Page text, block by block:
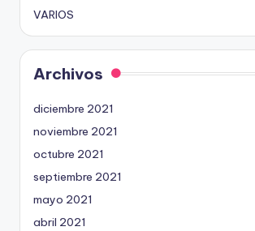
VARIOS
Archivos
diciembre 2021
noviembre 2021
octubre 2021
septiembre 2021
mayo 2021
abril 2021